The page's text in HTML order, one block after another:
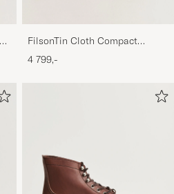
FilsonTin Cloth Compact
BriefcaseDark Tan
4 799,-